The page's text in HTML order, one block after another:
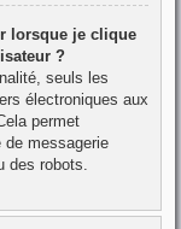
lorsque je clique
?
seuls les
électroniques aux
permet
de messagerie
des robots.